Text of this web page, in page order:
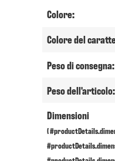
Colore:
Colore del
Peso di consegna:
Peso dell'articolo:
Dimensioni
(